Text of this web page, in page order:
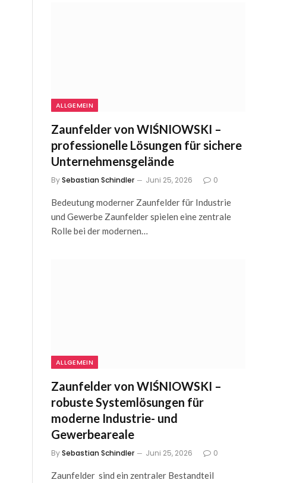
ALLGEMEIN
Zaunfelder von WIŚNIOWSKI –
professionelle Lösungen für sichere
Unternehmensgelände
BySebastian Schindler Juni 25, 2026 0
Bedeutung moderner Zaunfelder für Industrie
und Gewerbe Zaunfelder spielen eine zentrale
Rolle bei der modernen…
ALLGEMEIN
Zaunfelder von WIŚNIOWSKI –
robuste Systemlösungen für
moderne Industrie- und
Gewerbeareale
BySebastian Schindler Juni 25, 2026 0
Zaunfelder sind ein zentraler Bestandteil